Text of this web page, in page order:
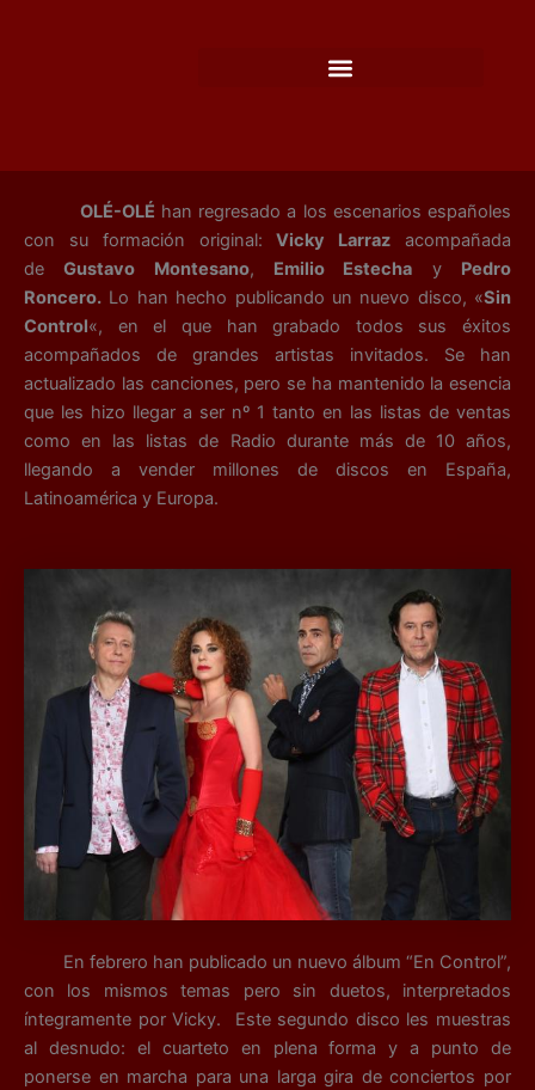
OLÉ-OLÉ han regresado a los escenarios españoles
con su formación original:Vicky Larraz acompañada
deGustavo Montesano, Emilio Estecha y Pedro
Roncero. Lo han hecho publicando un nuevo disco, «Sin
Control«, en el que han grabado todos sus éxitos
acompañados de grandes artistas invitados. Se han
actualizado las canciones, pero se ha mantenido la esencia
que les hizo llegar a ser nº 1 tanto en las listas de ventas
como en las listas de Radio durante más de 10 años,
llegando a vender millones de discos en España,
Latinoamérica y Europa.
En febrero han publicado un nuevo álbum “En Control”,
con los mismos temas pero sin duetos, interpretados
íntegramente por Vicky. Este segundo disco les muestras
al desnudo: el cuarteto en plena forma y a punto de
ponerse en marcha para una larga gira de conciertos por